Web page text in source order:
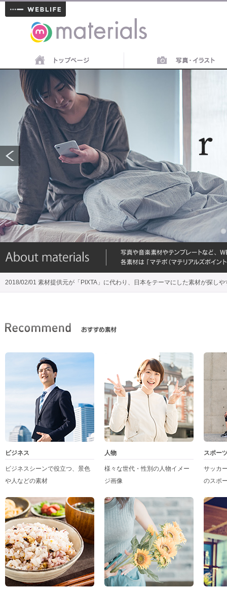
materials
2018/02/01 素材提供元が「PIXTA」に代わり、日本をテーマにした素材が探しや
ビジネス
ビジネスシーンで役立つ、景色
や人などの素材
人物
様々な世代・性別の人物イメー
ジ画像
スポー
サッカ
のスポ